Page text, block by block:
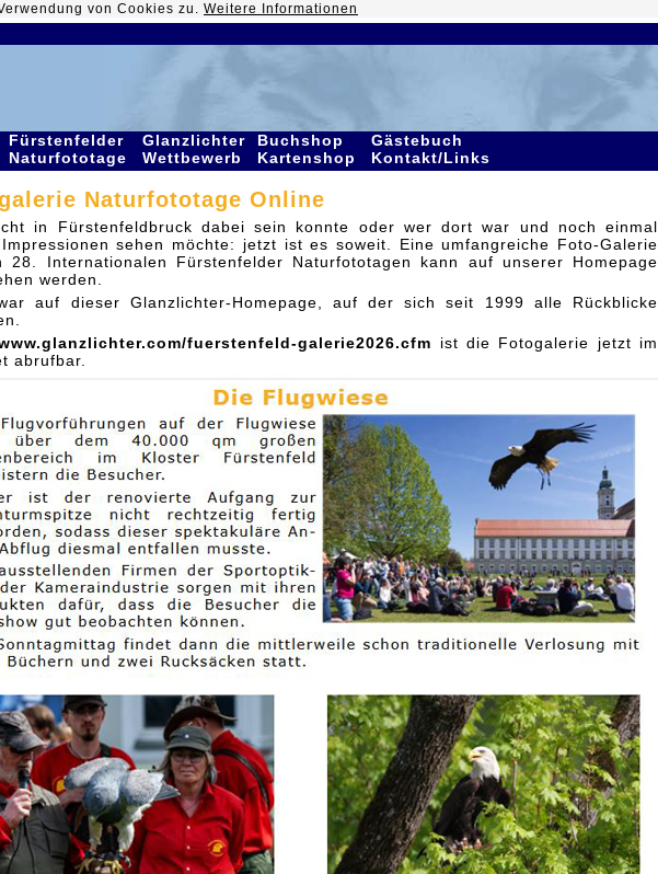
von Cookies zu. Weitere Informationen
Fürstenfelder
Naturfototage
Glanzlichter
Wettbewerb
Buchshop
Kartenshop
Gästebuch
Kontakt/Links
Naturfototage Online
in Fürstenfeldbruck dabei sein konnte oder wer dort war und noch einmal
sehen möchte: jetzt ist es soweit. Eine umfangreiche Foto-Galerie
28. Internationalen Fürstenfelder Naturfototagen kann auf unserer Homepage
werden.
auf dieser Glanzlichter-Homepage, auf der sich seit 1999 alle Rückblicke
fuerstenfeld-galerie2026.cfm ist die Fotogalerie jetzt im
abrufbar.